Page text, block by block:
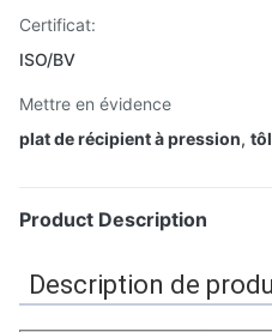
Certificat:
ISO/BV
Mettre en évidence
plat de récipient à pression,
Product Description
Description de